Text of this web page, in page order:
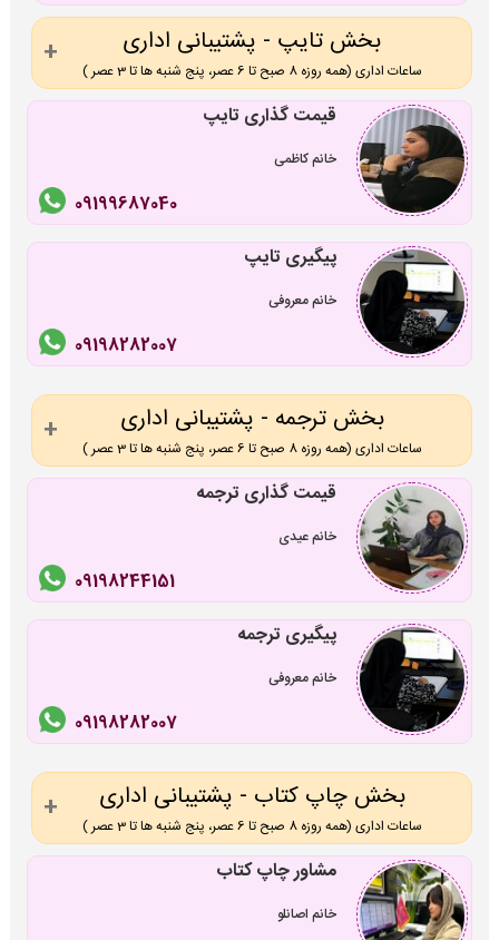
بخش تایپ - پشتیبانی اداری
ساعات اداری (همه روزه 8 صبح تا 6 عصر، پنج شنبه ها تا 3 عصر )
قیمت گذاری تایپ
خانم کاظمی
09199687040
پیگیری تایپ
خانم معروفی
09198282007
بخش ترجمه - پشتیبانی اداری
ساعات اداری (همه روزه 8 صبح تا 6 عصر، پنج شنبه ها تا 3 عصر )
قیمت گذاری ترجمه
خانم عیدی
09198244151
پیگیری ترجمه
خانم معروفی
09198282007
بخش چاپ کتاب - پشتیبانی اداری
ساعات اداری (همه روزه 8 صبح تا 6 عصر، پنج شنبه ها تا 3 عصر )
مشاور چاپ کتاب
خانم اصانلو